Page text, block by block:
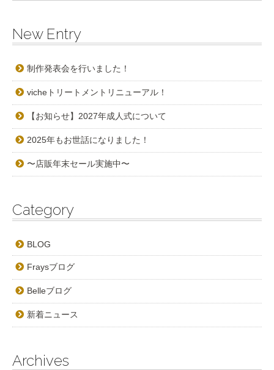
New Entry
制作発表会を行いました！
vicheトリートメントリニューアル！
【お知らせ】2027年成人式について
2025年もお世話になりました！
〜店販年末セール実施中〜
Category
BLOG
Fraysブログ
Belleブログ
新着ニュース
Archives